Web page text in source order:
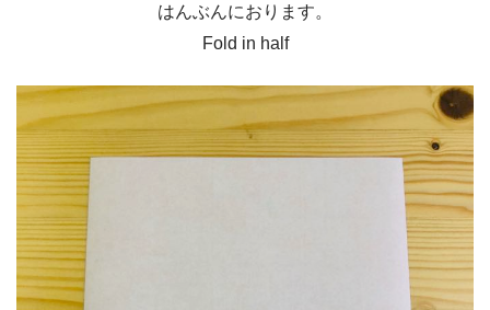
はんぶんにおります。
Fold in half